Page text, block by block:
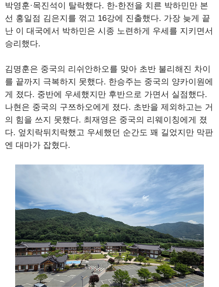
박영훈·목진석이 탈락했다. 한-한전을 치른 박하민만 본
선 홍일점 김은지를 꺾고 16강에 진출했다. 가장 늦게 끝
난 이 대국에서 박하민은 시종 노련하게 우세를 지키면서
승리했다.
김명훈은 중국의 리쉬안하오를 맞아 초반 불리해진 차이
를 끝까지 극복하지 못했다. 한승주는 중국의 양카이원에
게 졌다. 중반에 우세했지만 후반으로 가면서 실점했다.
나현은 중국의 구쯔하오에게 졌다. 초반을 제외하고는 거
의 힘을 쓰지 못했다. 최재영은 중국의 리웨이칭에게 졌
다. 엎치락뒤치락했고 우세했던 순간도 꽤 길었지만 막판
엔 대마가 잡혔다.